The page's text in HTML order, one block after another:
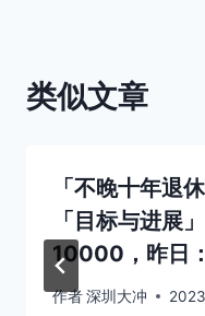
类似文章
「不晚十年退
「目标与进展」
10000，昨日
作者深圳大冲